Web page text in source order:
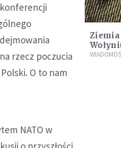
rzecz poczucia
O to nam
NATO w
Ziemia